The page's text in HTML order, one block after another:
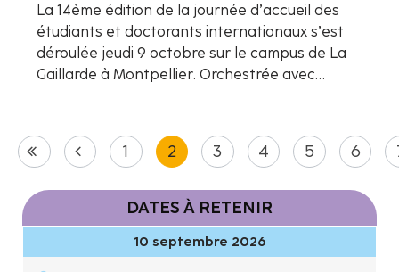
La 14ème édition de la journée d’accueil des
étudiants et doctorants internationaux s’est
déroulée jeudi 9 octobre sur le campus de La
Gaillarde à Montpellier. Orchestrée avec…
1 2 3 4 5 6
DATES À RETENIR
10 septembre 2026